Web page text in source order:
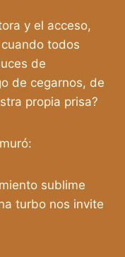
y el acceso,
todos
de
de cegarnos, de
propia prisa?
sublime
turbo nos invite